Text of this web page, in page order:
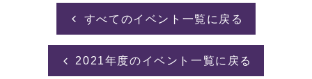
すべてのイベント一覧に戻る
2021年度のイベント一覧に戻る